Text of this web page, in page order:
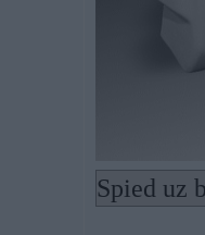
Spied uz